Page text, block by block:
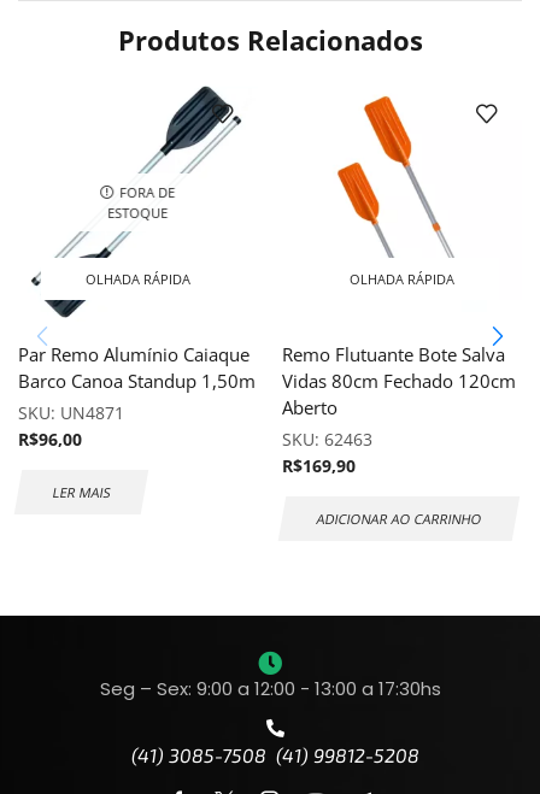
Produtos Relacionados
FORA DE
ESTOQUE
OLHADA RÁPIDA
Par Remo Alumínio Caiaque
Barco Canoa Standup 1,50m
SKU: UN4871
R$96,00
LER MAIS
OLHADA RÁPIDA
Remo Flutuante Bote Salva
Vidas 80cm Fechado 120cm
Aberto
SKU: 62463
R$169,90
ADICIONAR AO CARRINHO
Seg – Sex: 9:00 a 12:00 - 13:00 a 17:30hs
(41) 3085-7508 (41) 99812-5208